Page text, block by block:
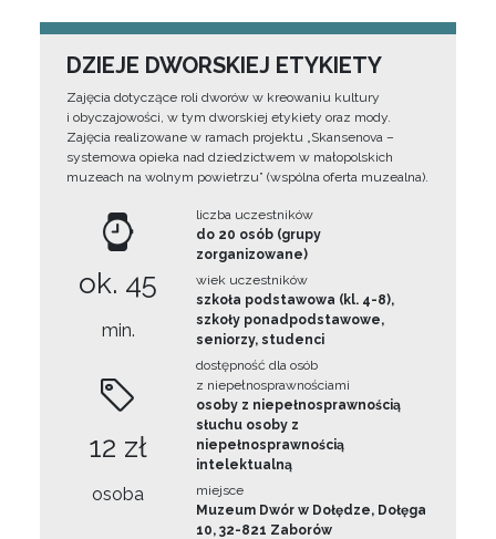
DZIEJE DWORSKIEJ ETYKIETY
Zajęcia dotyczące roli dworów w kreowaniu kultury
i obyczajowości, w tym dworskiej etykiety oraz mody.
Zajęcia realizowane w ramach projektu „Skansenova –
systemowa opieka nad dziedzictwem w małopolskich
muzeach na wolnym powietrzu” (wspólna oferta muzealna).
ok. 45
min.
12 zł
osoba
liczba uczestników
do 20 osób (grupy
zorganizowane)
wiek uczestników
szkoła podstawowa (kl. 4-8),
szkoły ponadpodstawowe,
seniorzy, studenci
dostępność dla osób
z niepełnosprawnościami
osoby z niepełnosprawnością
słuchu osoby z
niepełnosprawnością
intelektualną
miejsce
Muzeum Dwór w Dołędze, Dołęga
10, 32-821 Zaborów